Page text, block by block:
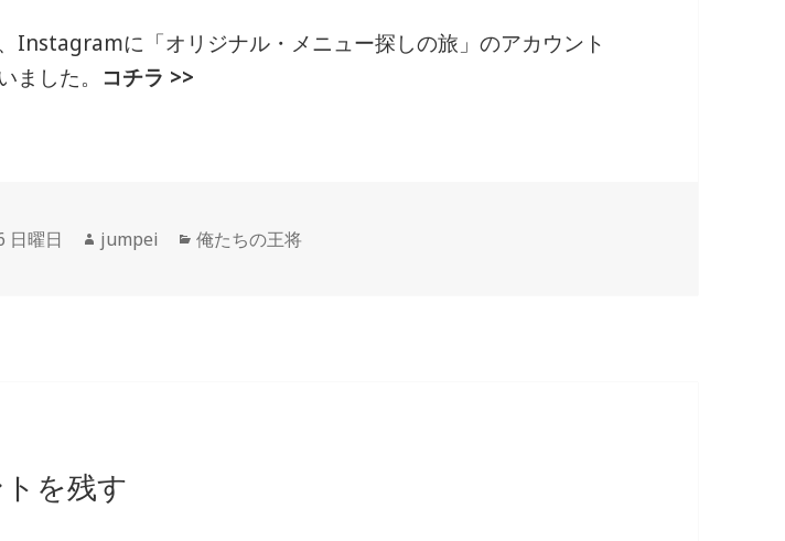
Instagramに「オリジナル・メニュー探しの旅」のアカウント
ました。 コチラ >>
日曜日
作
jumpei
カ
俺たちの王将
を残す